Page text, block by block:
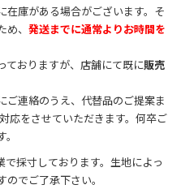
庫がある場合がございます。そ
め、発送までに通常よりお時間を
ておりますが、店舗にて既に販売
ご連絡のうえ、代替品のご提案ま
応をさせていただきます。何卒ご
採寸しております。生地によっ
でご了承下さい。